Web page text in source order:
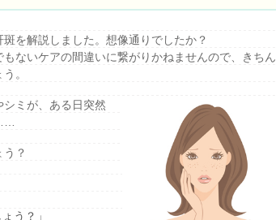
を解説しました。想像通りでしたか？
ないケアの間違いに繋がりかねませんので、きちん
。
ミが、ある日突然
？
う？」